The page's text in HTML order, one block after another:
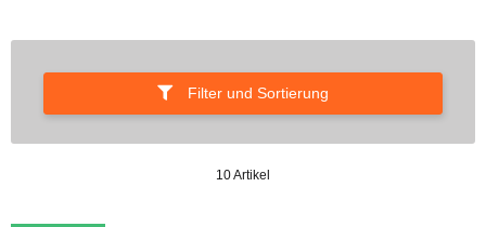
Filter und Sortierung
10 Artikel